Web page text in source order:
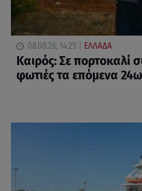
08.08.26, 14:25 ΕΛΛΑΔΑ
Καιρός: Σε πορτοκαλί
φωτιές τα επόμενα